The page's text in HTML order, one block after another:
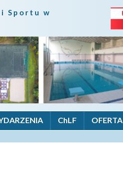
Sportu w
ChLF OFERTA